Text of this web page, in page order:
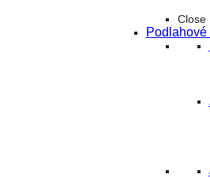
Close